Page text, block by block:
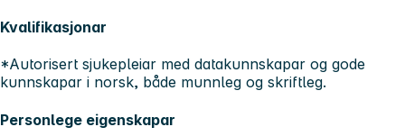
Kvalifikasjonar
*Autorisert sjukepleiar med datakunnskapar og gode
kunnskapar i norsk, både munnleg og skriftleg.
Personlege eigenskapar